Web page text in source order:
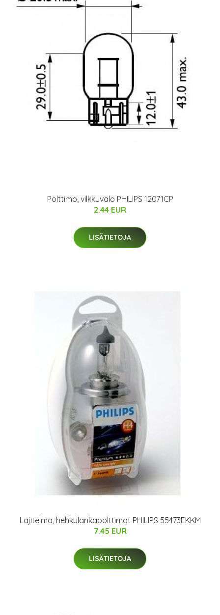
Polttimo, vilkkuvalo PHILIPS 12071CP
2.44 EUR
LISÄTIETOJA
Lajitelma, hehkulankapolttimot PHILIPS 55473EKKM
7.45 EUR
LISÄTIETOJA